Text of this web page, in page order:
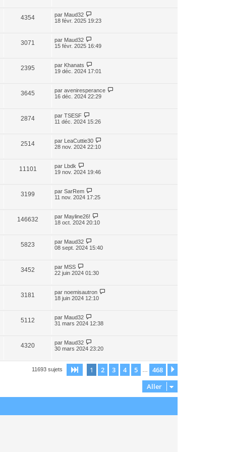
4354 par Maud32
18 févr. 2025 19:23
3071 par Maud32
15 févr. 2025 16:49
2395 par Khanats
19 déc. 2024 17:01
3645 par aveniresperance
16 déc. 2024 22:29
2874 par TSESF
11 déc. 2024 15:26
2514 par LeaCuttie30
28 nov. 2024 22:10
11101 par Lbdk
19 nov. 2024 19:46
3199 par SarRem
11 nov. 2024 17:25
146632 par Mayline26!
18 oct. 2024 20:10
5823 par Maud32
08 sept. 2024 15:40
3452 par MSS
22 juin 2024 01:30
3181 par noemisautron
18 juin 2024 12:10
5112 par Maud32
31 mars 2024 12:38
4320 par Maud32
30 mars 2024 23:20
11693 sujets Page sur468
1 2 3 4 5 468
Aller